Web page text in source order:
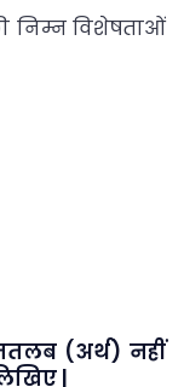
निम्न विशेषताओं
(अर्थ) नहीं
|